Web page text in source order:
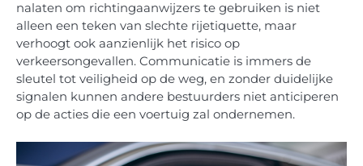
nalaten om richtingaanwijzers te gebruiken is niet
alleen een teken van slechte rijetiquette, maar
verhoogt ook aanzienlijk het risico op
verkeersongevallen. Communicatie is immers de
sleutel tot veiligheid op de weg, en zonder duidelijke
signalen kunnen andere bestuurders niet anticiperen
op de acties die een voertuig zal ondernemen.